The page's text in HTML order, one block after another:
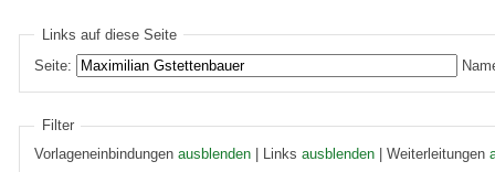
Links auf diese Seite
Seite:
Filter
Vorlageneinbindungenausblenden | Linksausblenden | Weiterleitungen